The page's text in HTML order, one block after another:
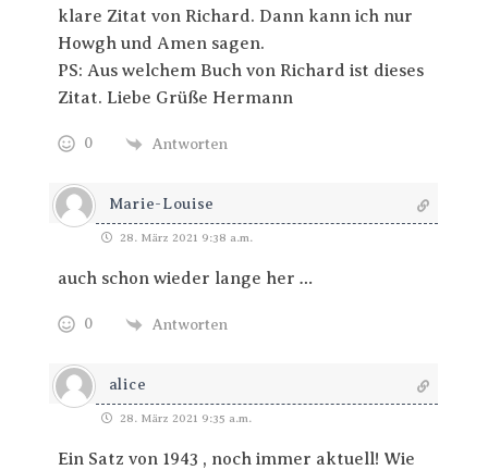
klare Zitat von Richard. Dann kann ich nur
Howgh und Amen sagen.
PS: Aus welchem Buch von Richard ist dieses
Zitat. Liebe Grüße Hermann
0 Antworten
Marie-Louise
28. März 2021 9:38 a.m.
auch schon wieder lange her …
0 Antworten
alice
28. März 2021 9:35 a.m.
Ein Satz von 1943 , noch immer aktuell! Wie